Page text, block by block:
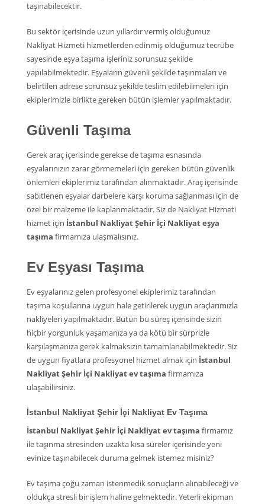
taşınabilecektir.
Bu sektör içerisinde uzun yıllardır vermiş olduğumuz
Nakliyat Hizmeti hizmetlerden edinmiş olduğumuz tecrübe
sayesinde eşya taşıma işleriniz sorunsuz şekilde
yapılabilmektedir. Eşyaların güvenli şekilde taşınmaları ve
belirtilen adrese sorunsuz şekilde teslim edilebilmeleri için
ekiplerimizle birlikte gereken bütün işlemler yapılmaktadır.
Güvenli Taşıma
Gerek araç içerisinde gerekse de taşıma esnasında
eşyalarınızın zarar görmemeleri için gereken bütün güvenlik
önlemleri ekiplerimiz tarafından alınmaktadır. Araç içerisinde
sabitlenen eşyalar darbelere karşı koruma sağlanması için de
özel bir malzeme ile kaplanmaktadır. Siz de Nakliyat Hizmeti
hizmet için İstanbul Nakliyat Şehir İçi Nakliyat eşya
taşıma firmamıza ulaşmalısınız.
Ev Eşyası Taşıma
Ev eşyalarınız gelen profesyonel ekiplerimiz tarafından
taşıma koşullarına uygun hale getirilerek uygun araçlarımızla
nakliyeleri yapılmaktadır. Bütün bu süreç içerisinde sizin
hiçbir yorgunluk yaşamanıza ya da kötü bir sürprizle
karşılaşmanıza gerek kalmaksızın tamamlanabilmektedir. Siz
de uygun fiyatlara profesyonel hizmet almak için İstanbul
Nakliyat Şehir İçi Nakliyat ev taşıma firmamıza
ulaşabilirsiniz.
İstanbul Nakliyat Şehir İçi Nakliyat Ev Taşıma
İstanbul Nakliyat Şehir İçi Nakliyat ev taşıma firmamız
ile taşınma stresinden uzakta kısa süreler içerisinde yeni
evinize taşınabilecek duruma gelmek istemez misiniz?
Ev taşıma çoğu zaman istenmedik sonuçların alınabileceği ve
oldukça stresli bir işlem haline gelmektedir. Yeterli ekipman